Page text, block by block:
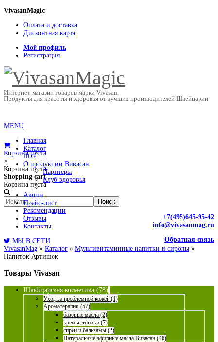
VivasanMagic
Оплата и доставка
Дисконтная карта
Мой профиль
Регистрация
Интернет-магазин товаров марки Vivasan.
Продукты для красоты и здоровья от лучших производителей Швейцарии
Корзина пуста
×
Корзина пуста
Shopping cart
Корзина пуста
+7(495)645-95-42
info@vivasanmag.ru
Обратная связь
MENU
Главная
Каталог
HOT
О продукции Вивасан
Партнеры
Клуб здоровья
Акции
Прайс-лист
Рекомендации
Отзывы
Контакты
МЫ В СЕТИ
VivasanMag » Каталог » Мультивитаминные напитки и сиропы »
Напиток Артишок
Товары Vivasan
Швейцарская косметика (78)
Уход за проблемной кожей (1)
Ароматерапия (57)
базовые масла (2)
кремы, тоники (7)
спреи и бальзамы (2)
Натуральные эфирные масла Вивасан (46)